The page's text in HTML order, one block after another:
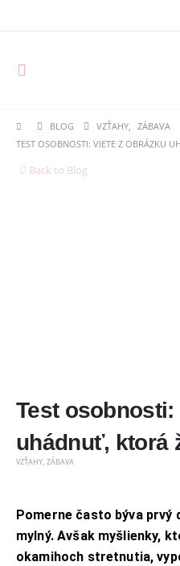
BLOG VZŤAHY, ZÁBAVA
TEST OSOBNOSTI: VIETE Z OBRÁZKU
Back to Blog
Test osobnosti:
uhádnuť, ktorá
VZŤAHY, ZÁBAVA
Pomerne často býva prvý
mylný. Avšak myšlienky,
okamihoch stretnutia,